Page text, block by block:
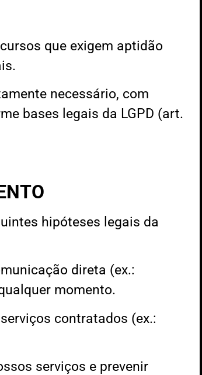
que exigem aptidão
necessário, com
bases legais da LGPD (art.
hipóteses legais da
direta (ex.:
momento.
contratados (ex.:
serviços e prevenir